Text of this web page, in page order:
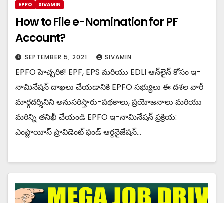
EPFO SIVAMIN
How to File e-Nomination for PF
Account?
SEPTEMBER 5, 2021 SIVAMIN
EPFO హెచ్చరిక! EPF, EPS మరియు EDLI ఆన్‌లైన్ కోసం ఇ-
నామినేషన్ దాఖలు చేయడానికి EPFO ​​సభ్యులు ఈ దశల వారీ
మార్గదర్శినిని అనుసరిస్తారు-పథకాలు, ప్రయోజనాలు మరియు
మరిన్ని తనిఖీ చేయండి EPFO ఇ-నామినేషన్ ప్రక్రియ:
ఎంప్లాయీస్ ప్రావిడెంట్ ఫండ్ ఆర్గనైజేషన్…